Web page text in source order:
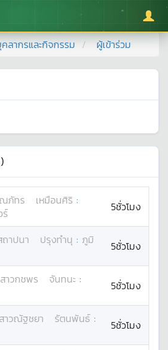
ากรและกิจกรรม ผู้เข้าร่วม
ณภัทร เหมือนศิริ :
ร์
5ชั่วโมง
ถาปนา ปรุงทำนุ : ภูมิ
5ชั่วโมง
าวกชพร จันทนะ :
5ชั่วโมง
าวณัฐชยา รัตนพันธ์ :
5ชั่วโมง